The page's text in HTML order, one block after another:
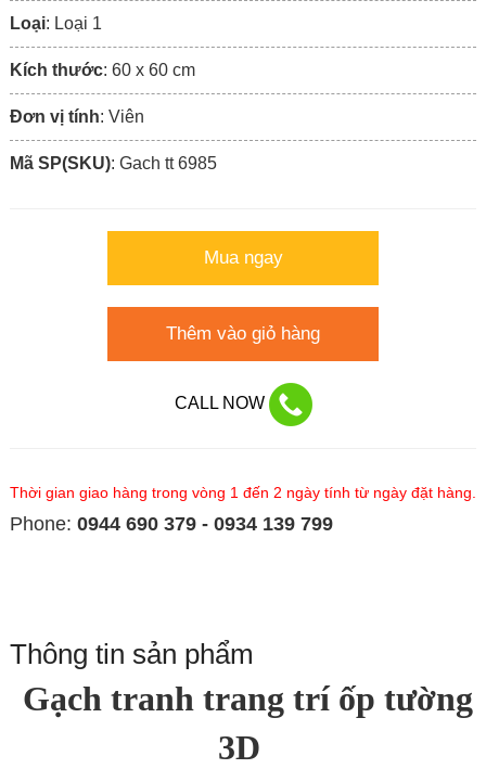
Loại: Loại 1
Kích thước: 60 x 60 cm
Đơn vị tính: Viên
Mã SP(SKU): Gach tt 6985
Mua ngay
Thêm vào giỏ hàng
CALL NOW
Thời gian giao hàng trong vòng 1 đến 2 ngày tính từ ngày đặt hàng.
Phone: 0944 690 379 - 0934 139 799
Thông tin sản phẩm
Gạch tranh trang trí ốp tường
3D